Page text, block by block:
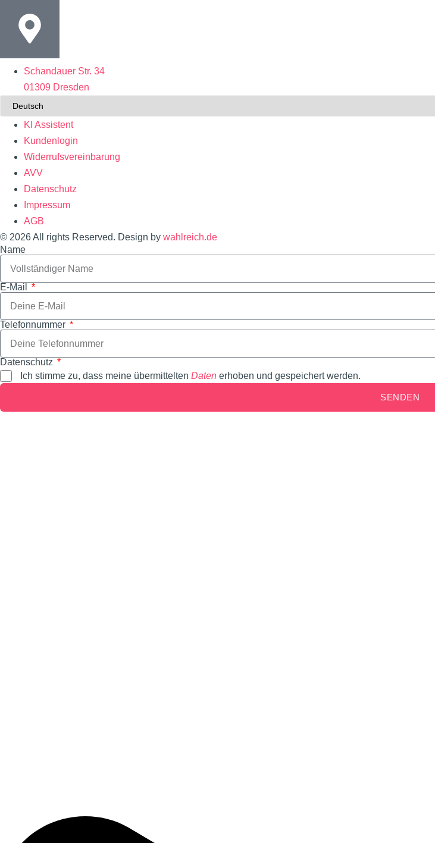
Schandauer Str. 34
01309 Dresden
KI Assistent
Kundenlogin
Widerrufsvereinbarung
AVV
Datenschutz
Impressum
AGB
© 2026 All rights Reserved. Design by wahlreich.de
Name
E-Mail
Telefonnummer
Datenschutz
Ich stimme zu, dass meine übermittelten Daten erhoben und gespeichert werden.
SENDEN